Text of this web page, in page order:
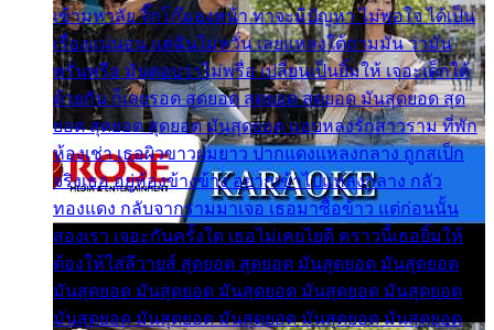
เข้ามหาลัย จิ๊กโก๊มองหน้า ท่าจะมีปัญหา ไม่พอใจ ได้เป็น
เรื่องแน่นอน แต่ฉันไม่หวั่น เลยแหลงใต้ถามมัน ว่ามัน
พรั่นพรือ มันตอบว่าไม่พรื่อ เปลี่ยนเป็นยิ้มให้ เจอะเด็กใต้
ด้วยกัน ก็เลยรอด สุดยอด สุดยอด สุดยอด มันสุดยอด สุด
ยอด สุดยอด สุดยอด มันสุดยอด แอบหลงรักสาวราม ที่พัก
ห้องเช่า เธอผิวขาวผมยาว ปากแดงแหลงกลาง ถูกสเป็ก
จริงเธอ อยู่ห้องข้างข้าง อยากเข้าไปแหลงกลาง กลัว
ทองแดง กลับจากรามมาเจอ เธอมาซื้อข้าว แต่ก่อนนั้น
สองเรา เจอะกันครั้งใด เธอไม่เคยไยดี คราวนี้เธอยิ้มให้
ต้องให้ใส่ลีวายส์ สุดยอด สุดยอด มันสุดยอด มันสุดยอด
มันสุดยอด มันสุดยอด มันสุดยอด มันสุดยอด มันสุดยอด
มันสุดยอด มันสุดยอด มันสุดยอด มันสุดยอด มันสุดยอด